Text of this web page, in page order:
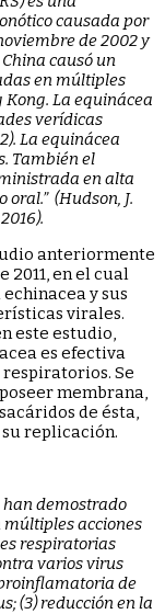
causada por
de 2002 y
causó un
en múltiples
Kong. La equinácea
verídicas
La equinácea
También el
en alta
(Hudson, J.
anteriormente
2011, en el cual
y sus
virales.
este estudio,
es efectiva
Se
membrana,
de ésta,
replicación.
han demostrado
múltiples acciones
respiratorias
varios virus
de
(3) reducción en la